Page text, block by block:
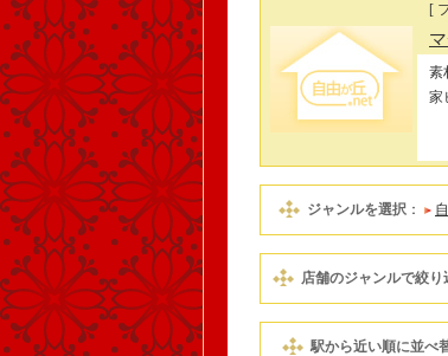
[
素
家
ジャンルを選択 ：
店舗のジャンルで絞り
駅から近い順に並べ